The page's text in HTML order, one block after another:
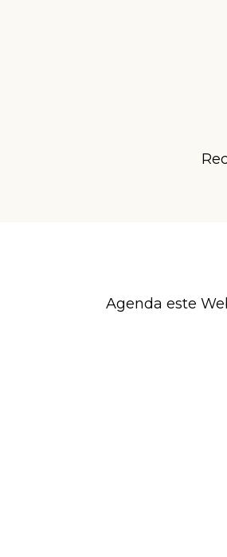
Agenda este